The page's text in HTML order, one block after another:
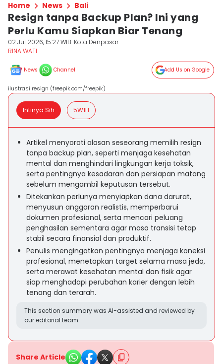
Home News Bali
Resign tanpa Backup Plan? Ini yang
Perlu Kamu Siapkan Biar Tenang
02 Jul 2026, 15:27 WIB Kota Denpasar
RINA WATI
News Channel Add Us on Google
ilustrasi resign (freepik.com/freepik)
Intinya Sih 5W1H
Artikel menyoroti alasan seseorang memilih resign
tanpa backup plan, seperti menjaga kesehatan
mental dan menghindari lingkungan kerja toksik,
serta pentingnya kesadaran dan persiapan matang
sebelum mengambil keputusan tersebut.
Ditekankan perlunya menyiapkan dana darurat,
menyusun anggaran realistis, memperbarui
dokumen profesional, serta mencari peluang
penghasilan sementara agar masa transisi tetap
stabil secara finansial dan produktif.
Penulis mengingatkan pentingnya menjaga koneksi
profesional, menetapkan target selama masa jeda,
serta merawat kesehatan mental dan fisik agar
siap menghadapi perubahan karier dengan lebih
tenang dan terarah.
This section summary was AI-assisted and reviewed by
our editorial team.
Share Article